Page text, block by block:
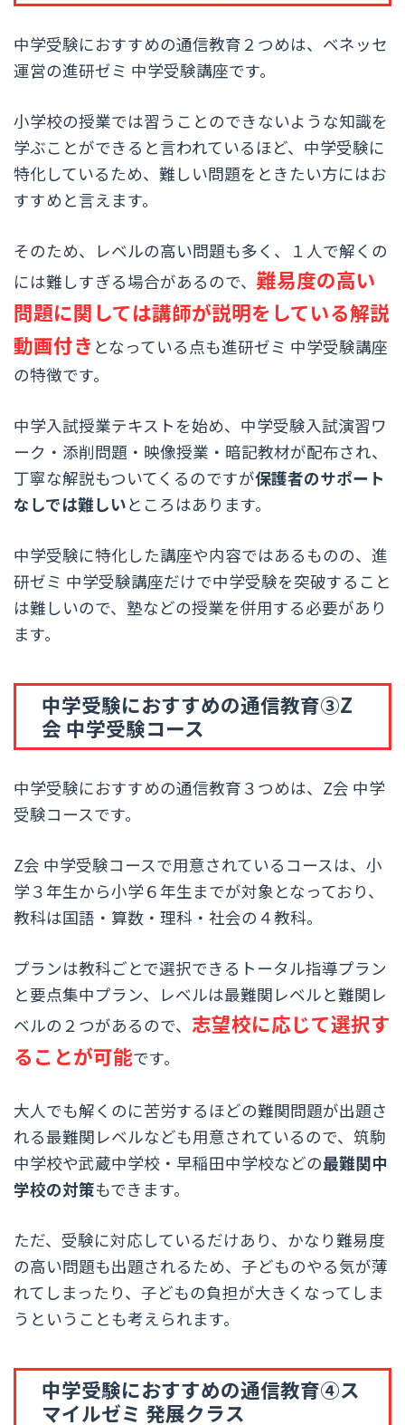
中学受験におすすめの通信教育２つめは、ベネッセ
運営の進研ゼミ 中学受験講座です。
小学校の授業では習うことのできないような知識を
学ぶことができると言われているほど、中学受験に
特化しているため、難しい問題をときたい方にはお
すすめと言えます。
そのため、レベルの高い問題も多く、１人で解くの
には難しすぎる場合があるので、 難易度の高い
問題に関しては講師が説明をしている解説
動画付き となっている点も進研ゼミ 中学受験講座
の特徴です。
中学入試授業テキストを始め、中学受験入試演習ワ
ーク・添削問題・映像授業・暗記教材が配布され、
丁寧な解説もついてくるのですが保護者のサポート
なしでは難しいところはあります。
中学受験に特化した講座や内容ではあるものの、進
研ゼミ 中学受験講座だけで中学受験を突破すること
は難しいので、塾などの授業を併用する必要があり
ます。
中学受験におすすめの通信教育③Z
会 中学受験コース
中学受験におすすめの通信教育３つめは、Z会 中学
受験コースです。
Z会 中学受験コースで用意されているコースは、小
学３年生から小学６年生までが対象となっており、
教科は国語・算数・理科・社会の４教科。
プランは教科ごとで選択できるトータル指導プラン
と要点集中プラン、レベルは最難関レベルと難関レ
ベルの２つがあるので、 志望校に応じて選択す
ることが可能です。
大人でも解くのに苦労するほどの難関問題が出題さ
れる最難関レベルなども用意されているので、筑駒
中学校や武蔵中学校・早稲田中学校などの最難関中
学校の対策もできます。
ただ、受験に対応しているだけあり、かなり難易度
の高い問題も出題されるため、子どものやる気が薄
れてしまったり、子どもの負担が大きくなってしま
うということも考えられます。
中学受験におすすめの通信教育④ス
マイルゼミ 発展クラス